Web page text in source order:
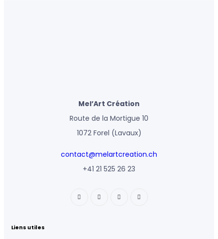
Mel’Art Création
Route de la Mortigue 10
1072 Forel (Lavaux)
contact@melartcreation.ch
+41 21 525 26 23
Liens utiles